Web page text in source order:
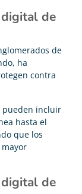
de
de
ha
contra
pueden incluir
hasta el
que los
de